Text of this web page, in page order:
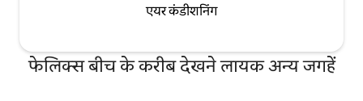
एयर कंडीशनिंग
फेलिक्स बीच के करीब देखने लायक अन्य जगहें